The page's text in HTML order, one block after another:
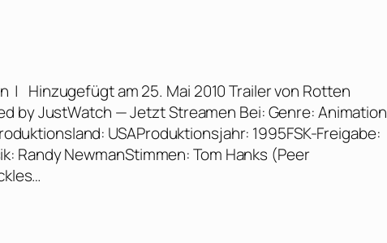
Hinzugefügt am 25. Mai 2010 Trailer von Rotten
by JustWatch — Jetzt Streamen Bei: Genre: Animation
USAProduktionsjahr: 1995FSK-Freigabe:
Randy NewmanStimmen: Tom Hanks (Peer